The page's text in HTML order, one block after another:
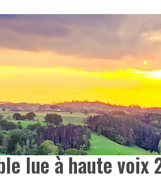
lue à haute voix